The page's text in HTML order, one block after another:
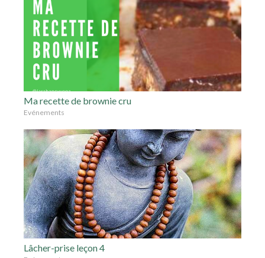
Ma recette de brownie cru
Evénements
Lâcher-prise leçon 4